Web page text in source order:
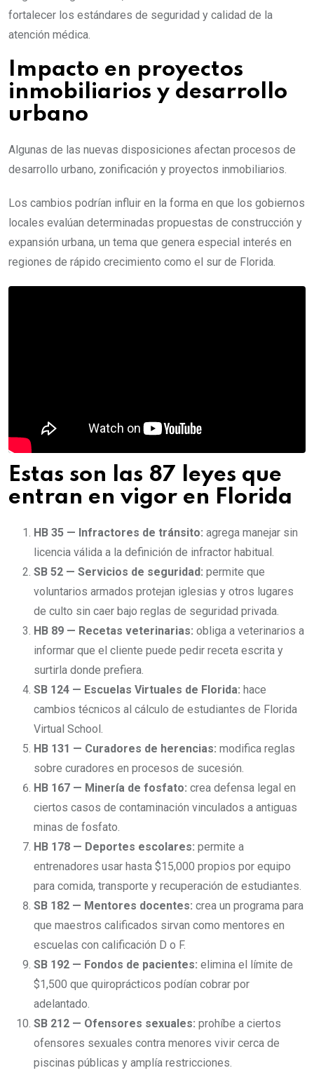
fortalecer los estándares de seguridad y calidad de la
atención médica.
Impacto en proyectos
inmobiliarios y desarrollo
urbano
Algunas de las nuevas disposiciones afectan procesos de
desarrollo urbano, zonificación y proyectos inmobiliarios.
Los cambios podrían influir en la forma en que los gobiernos
locales evalúan determinadas propuestas de construcción y
expansión urbana, un tema que genera especial interés en
regiones de rápido crecimiento como el sur de Florida.
Estas son las 87 leyes que
entran en vigor en Florida
HB 35 — Infractores de tránsito: agrega manejar sin
licencia válida a la definición de infractor habitual.
SB 52 — Servicios de seguridad: permite que
voluntarios armados protejan iglesias y otros lugares
de culto sin caer bajo reglas de seguridad privada.
HB 89 — Recetas veterinarias: obliga a veterinarios a
informar que el cliente puede pedir receta escrita y
surtirla donde prefiera.
SB 124 — Escuelas Virtuales de Florida: hace
cambios técnicos al cálculo de estudiantes de Florida
Virtual School.
HB 131 — Curadores de herencias: modifica reglas
sobre curadores en procesos de sucesión.
HB 167 — Minería de fosfato: crea defensa legal en
ciertos casos de contaminación vinculados a antiguas
minas de fosfato.
HB 178 — Deportes escolares: permite a
entrenadores usar hasta $15,000 propios por equipo
para comida, transporte y recuperación de estudiantes.
SB 182 — Mentores docentes: crea un programa para
que maestros calificados sirvan como mentores en
escuelas con calificación D o F.
SB 192 — Fondos de pacientes: elimina el límite de
$1,500 que quiroprácticos podían cobrar por
adelantado.
SB 212 — Ofensores sexuales: prohíbe a ciertos
ofensores sexuales contra menores vivir cerca de
piscinas públicas y amplía restricciones.